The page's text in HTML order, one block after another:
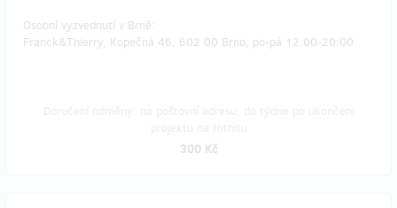
Osobní vyzvednutí v Brně:
Franck&Thierry, Kopečná 46, 602 00 Brno, po-pá 12:00-20:00
300 Kč